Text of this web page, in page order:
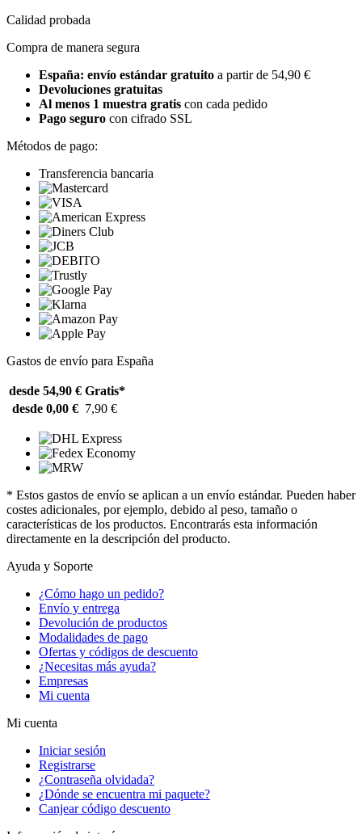
Calidad probada
Compra de manera segura
España: envío estándar gratuito a partir de 54,90 €
Devoluciones gratuitas
Al menos 1 muestra gratis con cada pedido
Pago seguro con cifrado SSL
Métodos de pago:
Transferencia bancaria
Gastos de envío para España
desde 54,90 € Gratis*
desde 0,00 € 7,90 €
* Estos gastos de envío se aplican a un envío estándar. Pueden haber
costes adicionales, por ejemplo, debido al peso, tamaño o
características de los productos. Encontrarás esta información
directamente en la descripción del producto.
Ayuda y Soporte
¿Cómo hago un pedido?
Envío y entrega
Devolución de productos
Modalidades de pago
Ofertas y códigos de descuento
¿Necesitas más ayuda?
Empresas
Mi cuenta
Mi cuenta
Iniciar sesión
Registrarse
¿Contraseña olvidada?
¿Dónde se encuentra mi paquete?
Canjear código descuento